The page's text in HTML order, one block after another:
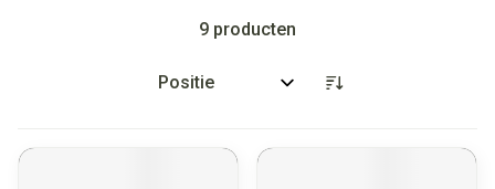
9 producten
Sorteer op: